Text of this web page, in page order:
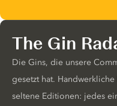
The Gin
Die Gins, die unsere
gesetzt hat.
seltene Editionen: jedes